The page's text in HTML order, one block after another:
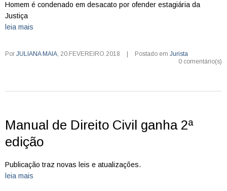
Homem é condenado em desacato por ofender estagiária da
Justiça
leia mais
Por JULIANA MAIA, 20.FEVEREIRO.2018 Postado em Jurista
0 comentário(s)
Manual de Direito Civil ganha 2ª
edição
Publicação traz novas leis e atualizações.
leia mais